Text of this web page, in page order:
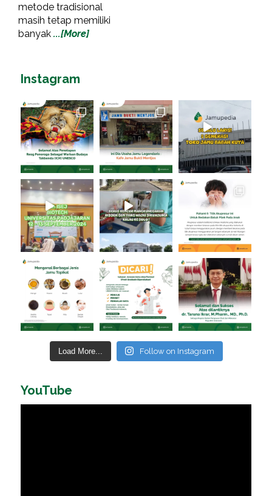
metode tradisional
masih tetap memiliki
banyak ...[More]
Instagram
Load More... Follow on Instagram
YouTube